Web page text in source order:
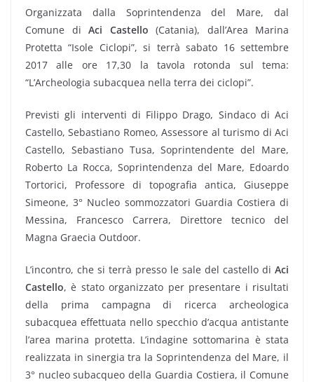
Organizzata dalla Soprintendenza del Mare, dal
Comune di Aci Castello (Catania), dall’Area Marina
Protetta “Isole Ciclopi”, si terrà sabato 16 settembre
2017 alle ore 17,30 la tavola rotonda sul tema:
“L’Archeologia subacquea nella terra dei ciclopi”.
Previsti gli interventi di Filippo Drago, Sindaco di Aci
Castello, Sebastiano Romeo, Assessore al turismo di Aci
Castello, Sebastiano Tusa, Soprintendente del Mare,
Roberto La Rocca, Soprintendenza del Mare, Edoardo
Tortorici, Professore di topografia antica, Giuseppe
Simeone, 3° Nucleo sommozzatori Guardia Costiera di
Messina, Francesco Carrera, Direttore tecnico del
Magna Graecia Outdoor.
L’incontro, che si terrà presso le sale del castello di Aci
Castello, è stato organizzato per presentare i risultati
della prima campagna di ricerca archeologica
subacquea effettuata nello specchio d’acqua antistante
l’area marina protetta. L’indagine sottomarina è stata
realizzata in sinergia tra la Soprintendenza del Mare, il
3° nucleo subacqueo della Guardia Costiera, il Comune